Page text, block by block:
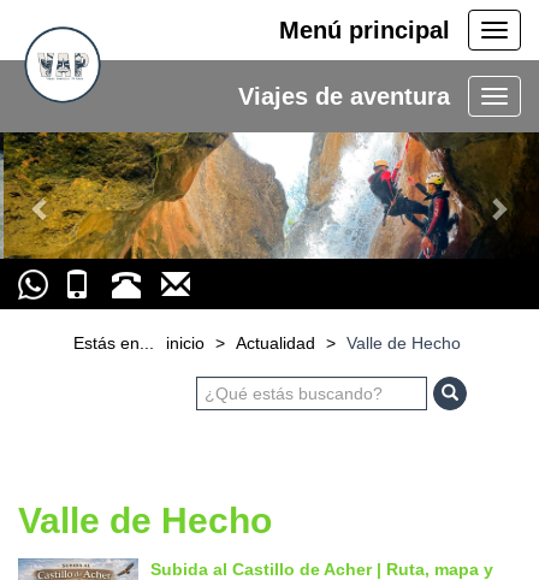
Menú principal
Viajes de aventura
Previous
Estás en... inicio > Actualidad > Valle de Hecho
Valle de Hecho
Subida al Castillo de Acher | Ruta, mapa y